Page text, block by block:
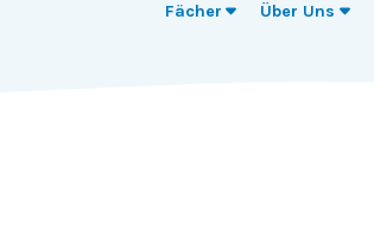
Fächer Über Uns